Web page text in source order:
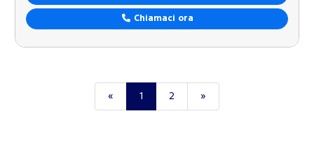
Chiamaci ora
« 1 2 »